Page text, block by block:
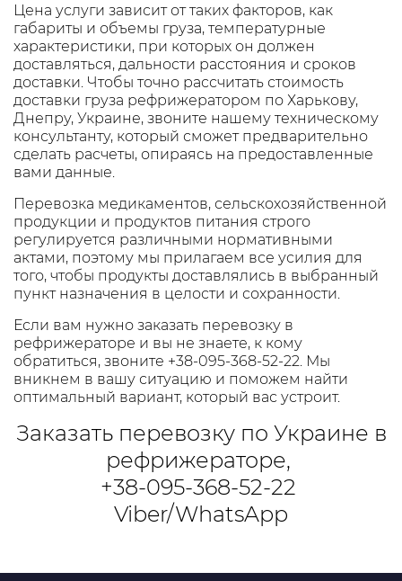
Цена услуги зависит от таких факторов, как
габариты и объемы груза, температурные
характеристики, при которых он должен
доставляться, дальности расстояния и сроков
доставки. Чтобы точно рассчитать стоимость
доставки груза рефрижератором по Харькову,
Днепру, Украине, звоните нашему техническому
консультанту, который сможет предварительно
сделать расчеты, опираясь на предоставленные
вами данные.
Перевозка медикаментов, сельскохозяйственной
продукции и продуктов питания строго
регулируется различными нормативными
актами, поэтому мы прилагаем все усилия для
того, чтобы продукты доставлялись в выбранный
пункт назначения в целости и сохранности.
Если вам нужно заказать перевозку в
рефрижераторе и вы не знаете, к кому
обратиться, звоните +38-095-368-52-22. Мы
вникнем в вашу ситуацию и поможем найти
оптимальный вариант, который вас устроит.
Заказать перевозку по Украине в
рефрижераторе,
+38-095-368-52-22
Viber/WhatsApp